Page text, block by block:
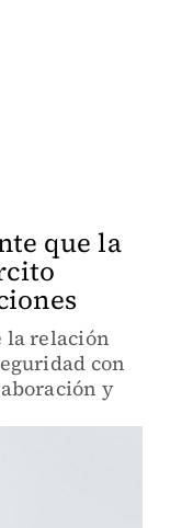
que la
la relación
con
y